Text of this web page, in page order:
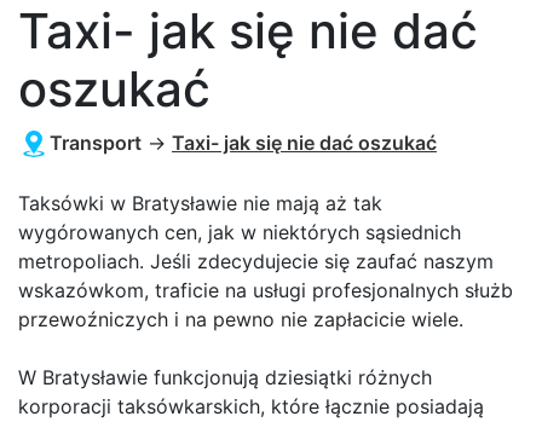
Taxi- jak się nie dać
oszukać
Transport → Taxi- jak się nie dać oszukać
Taksówki w Bratysławie nie mają aż tak
wygórowanych cen, jak w niektórych sąsiednich
metropoliach. Jeśli zdecydujecie się zaufać naszym
wskazówkom, traficie na usługi profesjonalnych służb
przewoźniczych i na pewno nie zapłacicie wiele.
W Bratysławie funkcjonują dziesiątki różnych
korporacji taksówkarskich, które łącznie posiadają